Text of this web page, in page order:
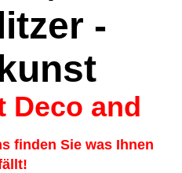
-
Deco and
finden Sie was Ihnen